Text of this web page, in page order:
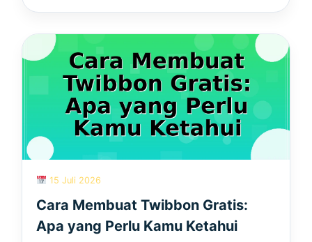
15 Juli 2026
Cara Membuat Twibbon Gratis:
Apa yang Perlu Kamu Ketahui